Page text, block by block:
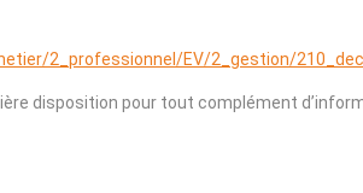
2_professionnel/EV/2_gestion/
disposition pour tout complément